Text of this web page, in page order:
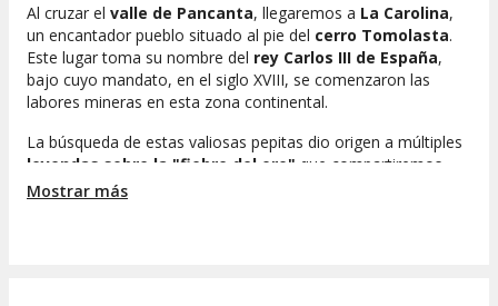
Al cruzar el valle de Pancanta, llegaremos a La Carolina,
un encantador pueblo situado al pie del cerro Tomolasta.
Este lugar toma su nombre del rey Carlos III de España,
bajo cuyo mandato, en el siglo XVIII, se comenzaron las
labores mineras en esta zona continental.
La búsqueda de estas valiosas pepitas dio origen a múltiples
leyendas sobre la "fiebre del oro" que compartiremos
durante la experiencia. Además, aprenderemos sobre el
Mostrar más